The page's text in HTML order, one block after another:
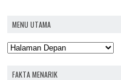
MENU UTAMA
FAKTA MENARIK